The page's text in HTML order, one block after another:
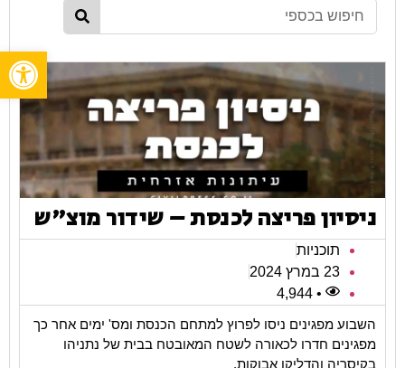
ניסיון פריצה לכנסת – שידור מוצ"ש
תוכניות
23 במרץ 2024
• 4,944
השבוע מפגינים ניסו לפרוץ למתחם הכנסת ומס' ימים אחר כך
מפגינים חדרו לכאורה לשטח המאובטח בבית של נתניהו
בקיסריה והדליקו אבוקות.